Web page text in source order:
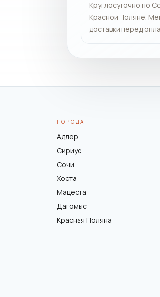
Круглосуточно по
Красной Поляне.
доставки перед
ГОРОДА
Адлер
Сириус
Сочи
Хоста
Мацеста
Дагомыс
Красная Поляна